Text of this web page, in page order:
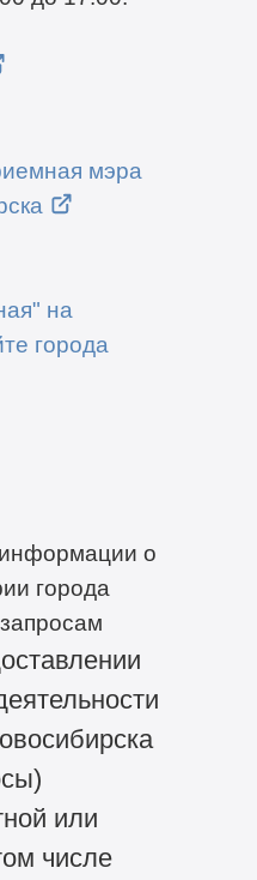
мэра
на
города
о
города
или
числе